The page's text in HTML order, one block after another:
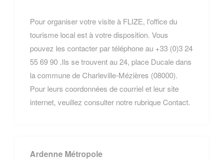
Pour organiser votre visite à FLIZE, l'office du
tourisme local est à votre disposition. Vous
pouvez les contacter par téléphone au +33 (0)3 24
55 69 90 .Ils se trouvent au 24, place Ducale dans
la commune de Charleville-Mézières (08000).
Pour leurs coordonnées de courriel et leur site
internet, veuillez consulter notre rubrique Contact.
Ardenne Métropole